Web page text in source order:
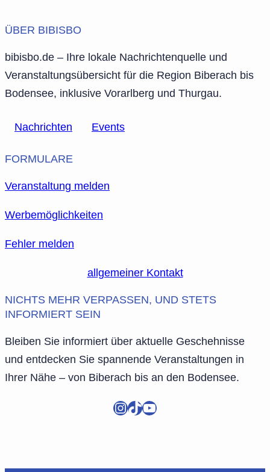
ÜBER BIBISBO
bibisbo.de – Ihre lokale Nachrichtenquelle und
Veranstaltungsübersicht für die Region Biberach bis
Bodensee, inklusive Vorarlberg und Thurgau.
Nachrichten Events
FORMULARE
Veranstaltung melden
Werbemöglichkeiten
Fehler melden
allgemeiner Kontakt
NICHTS MEHR VERPASSEN, UND STETS
INFORMIERT SEIN
Bleiben Sie informiert über aktuelle Geschehnisse
und entdecken Sie spannende Veranstaltungen in
Ihrer Nähe – von Biberach bis an den Bodensee.
InstagramTikTok YouTube